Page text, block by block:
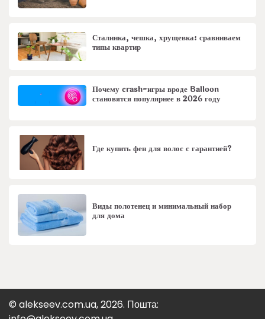
Сталинка, чешка, хрущевка: сравниваем
типы квартир
Почему crash-игры вроде Balloon
становятся популярнее в 2026 году
Где купить фен для волос с гарантией?
Виды полотенец и минимальный набор
для дома
© alekseev.com.ua, 2026. Пошта: